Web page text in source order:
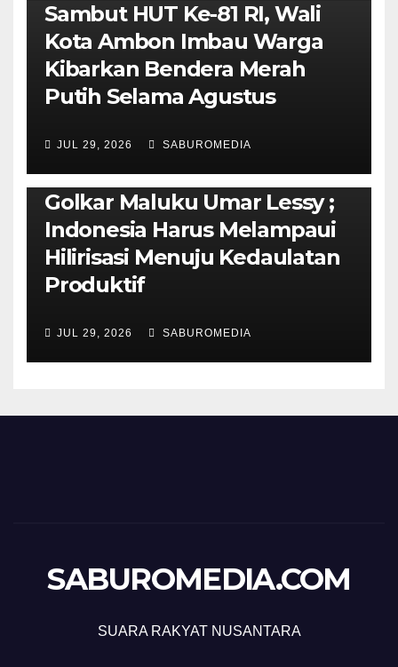
Sambut HUT Ke-81 RI, Wali
Kota Ambon Imbau Warga
Kibarkan Bendera Merah
Putih Selama Agustus
JUL 29, 2026 SABUROMEDIA
PENDIDIKAN & OLAHRAGA THE MOLUCCAS
Isi Materi LK-III HMI, Ketua
Golkar Maluku Umar Lessy ;
Indonesia Harus Melampaui
Hilirisasi Menuju Kedaulatan
Produktif
JUL 29, 2026 SABUROMEDIA
SABUROMEDIA.COM
SUARA RAKYAT NUSANTARA